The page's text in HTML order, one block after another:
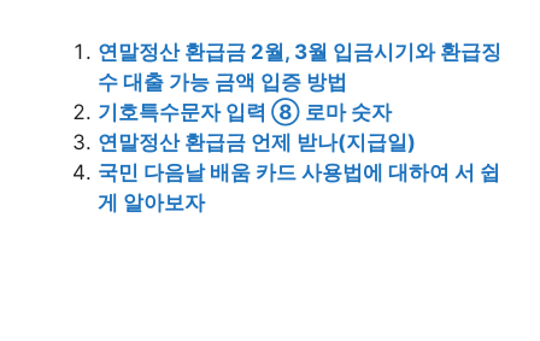
연말정산 환급금 2월, 3월 입금시기와 환급징
수 대출 가능 금액 입증 방법
기호특수문자 입력 ⑧ 로마 숫자
연말정산 환급금 언제 받나(지급일)
국민 다음날 배움 카드 사용법에 대하여 서 쉽
게 알아보자